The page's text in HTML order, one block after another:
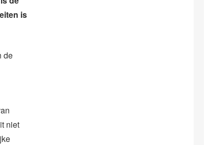
is
de
niet